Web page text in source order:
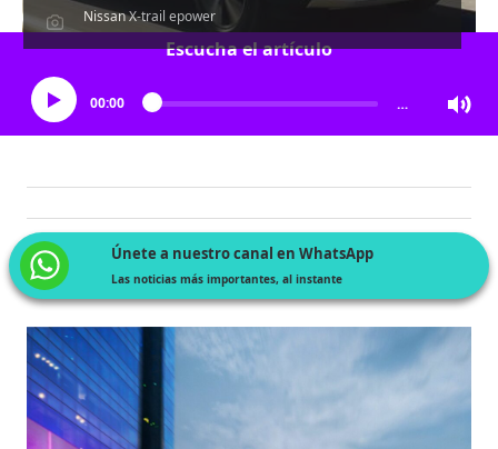
Nissan X-trail epower
Escucha el artículo
00:00 …
Únete a nuestro canal en WhatsApp
Las noticias más importantes, al instante